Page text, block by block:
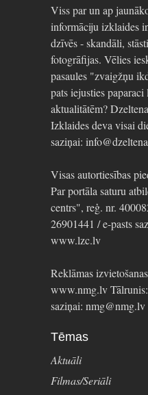
Viss par un ap
informāciju izklaides
dzīvēs - skandāli,
fotogrāfijas. Vēlies
pasaules "zvaigžņu
pats iejusties
aktualitātēm?
Izklaides deva visai
saziņai:
Visas autortiesības
Par portāla saturu
centrs", reģ. nr.
26901441 / e-pasts
www.lzc.lv
Reklāmas
www.nmg.lv
saziņai: nmg@nmg.lv
Tēmas
Aktuāli
Filmas/Seriāli